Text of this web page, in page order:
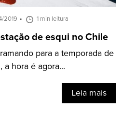
2019 1 min leitura
de esqui no Chile
para a temporada de
a hora é agora...
Leia mais